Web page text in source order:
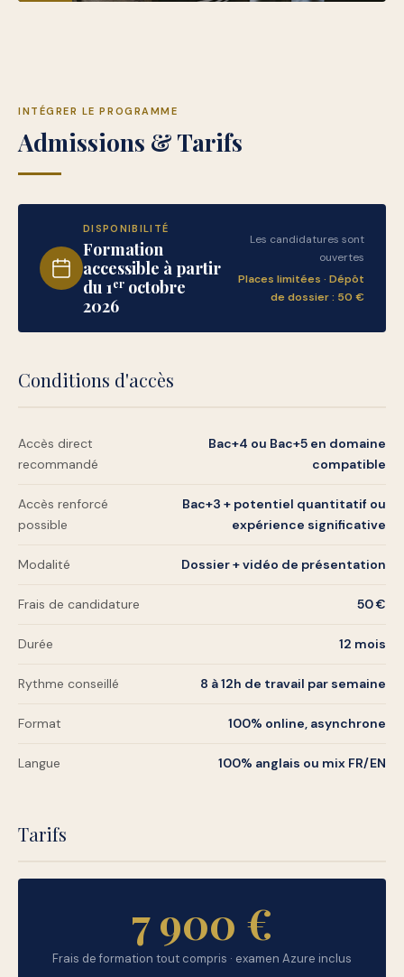
INTÉGRER LE PROGRAMME
Admissions & Tarifs
DISPONIBILITÉ
Formation
accessible à partir
du 1er octobre
2026
Les candidatures sont
ouvertes
Places limitées · Dépôt
de dossier : 50 €
Conditions d'accès
Accès direct
recommandé
Bac+4 ou Bac+5 en domaine
compatible
Accès renforcé
possible
Bac+3 + potentiel quantitatif ou
expérience significative
Modalité Dossier + vidéo de présentation
Frais de candidature 50 €
Durée 12 mois
Rythme conseillé 8 à 12h de travail par semaine
Format 100% online, asynchrone
Langue 100% anglais ou mix FR/EN
Tarifs
7 900 €
Frais de formation tout compris · examen Azure inclus